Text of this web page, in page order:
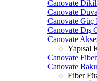
Canovate
Canovate
Canovate Güç
Canovate Dış
Canovate
Yapısal
Canovate
Canovate
Fiber